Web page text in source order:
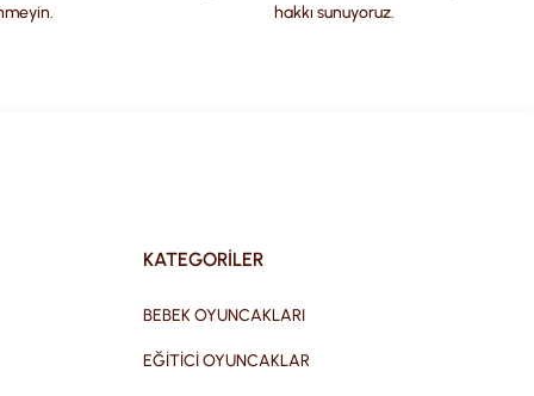
hakkı sunuyoruz.
KATEGORİLER
BEBEK OYUNCAKLARI
EĞİTİCİ OYUNCAKLAR